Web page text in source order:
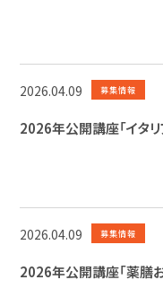
2026.04.09 募集情報
2026年公開講座「イタ
2026.04.09 募集情報
2026年公開講座「薬膳